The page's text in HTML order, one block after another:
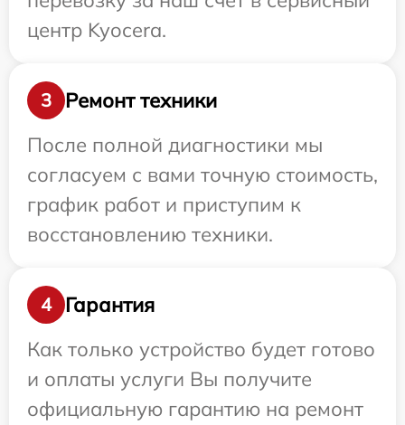
центр Kyocera.
3
Ремонт техники
После полной диагностики мы
согласуем с вами точную стоимость,
график работ и приступим к
восстановлению техники.
4
Гарантия
Как только устройство будет готово
и оплаты услуги Вы получите
официальную гарантию на ремонт